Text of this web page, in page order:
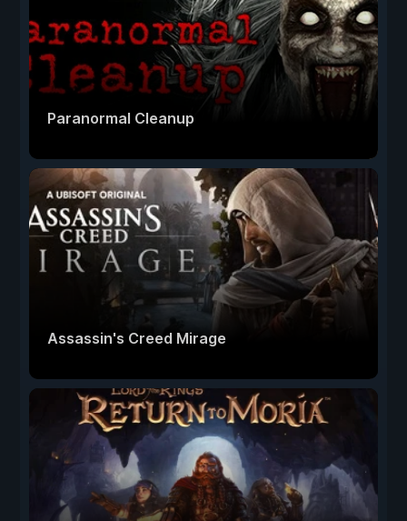
Paranormal Cleanup
Assassin's Creed Mirage